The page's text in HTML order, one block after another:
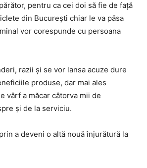
pentru ca cei doi să fie de față
din București chiar le va păsa
vor corespunde cu persoana
razii și se vor lansa acuze dure
produse, dar mai ales
vârf a măcar câtorva mii de
și de la serviciu.
a deveni o altă nouă înjurătură la